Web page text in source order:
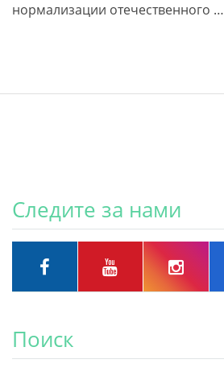
нормализации отечественного …
Следите за нами
Поиск